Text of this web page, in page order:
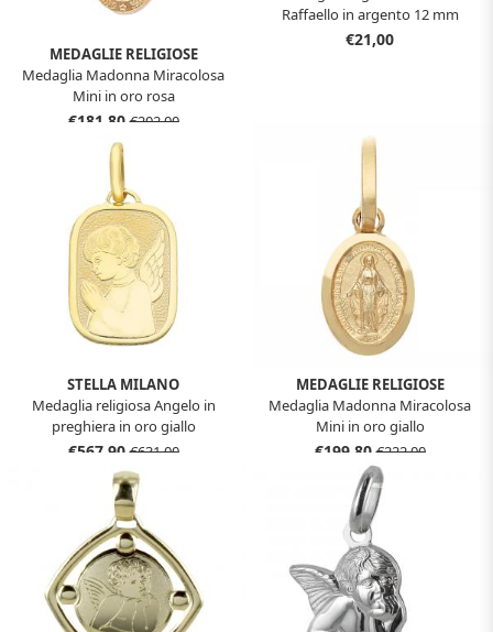
MEDAGLIE RELIGIOSE
Medaglia Madonna Miracolosa
Mini in oro rosa
€181,80€202,00
Raffaello in argento 12 mm
€21,00
STELLA MILANO
Medaglia religiosa Angelo in
preghiera in oro giallo
€567,90€631,00
MEDAGLIE RELIGIOSE
Medaglia Madonna Miracolosa
Mini in oro giallo
€199,80€222,00